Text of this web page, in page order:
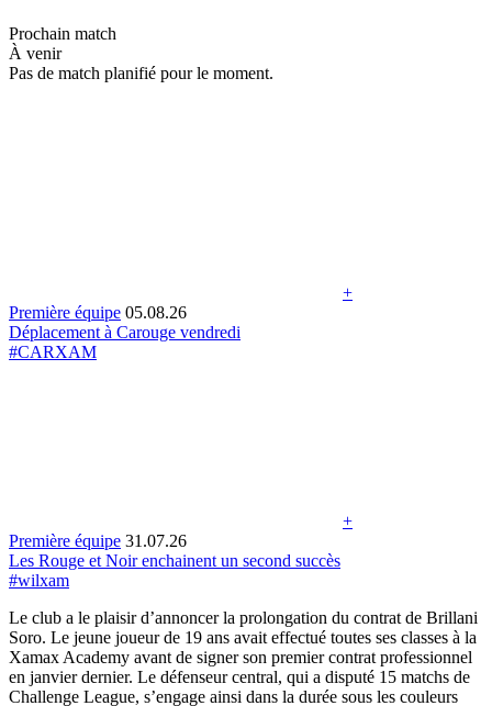
Prochain match
À venir
Pas de match planifié pour le moment.
+
Première équipe 05.08.26
Déplacement à Carouge vendredi
#CARXAM
+
Première équipe 31.07.26
Les Rouge et Noir enchainent un second succès
#wilxam
Le club a le plaisir d’annoncer la prolongation du contrat de Brillani
Soro. Le jeune joueur de 19 ans avait effectué toutes ses classes à la
Xamax Academy avant de signer son premier contrat professionnel
en janvier dernier. Le défenseur central, qui a disputé 15 matchs de
Challenge League, s’engage ainsi dans la durée sous les couleurs